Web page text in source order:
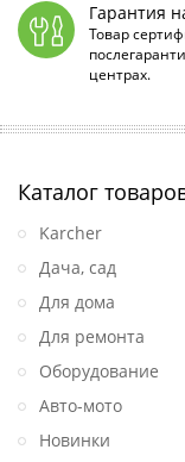
Гарантия
Товар
центрах.
Каталог
Karcher
Дача, сад
Для дома
Для ремонта
Оборудование
Авто-мото
Новинки